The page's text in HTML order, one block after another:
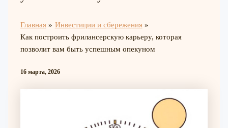
Главная
Инвестиции и сбережения
Как построить фрилансерскую карьеру, которая
позволит вам быть успешным опекуном
16 марта, 2026